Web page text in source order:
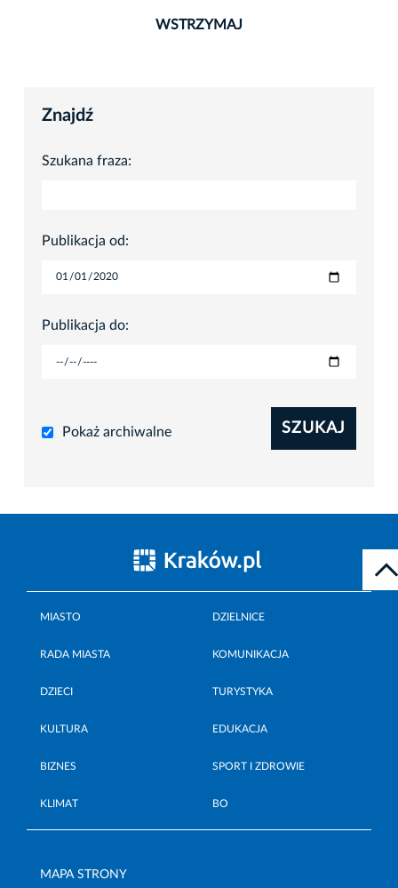
WSTRZYMAJ
Znajdź
Szukana fraza:
Publikacja od:
Publikacja do:
Pokaż archiwalne SZUKAJ
MIASTO DZIELNICE
RADA MIASTA KOMUNIKACJA
DZIECI TURYSTYKA
KULTURA EDUKACJA
BIZNES SPORT I ZDROWIE
KLIMAT BO
MAPA STRONY